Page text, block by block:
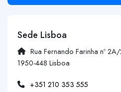
Sede Lisboa
Rua Fernando Farinha nº
1950-448 Lisboa
+351 210 353 555